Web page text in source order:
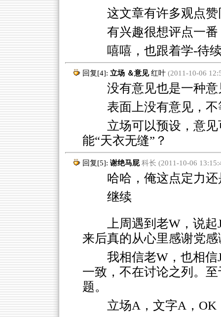
这文章有许多观点赞
有兴趣很想评点一
嘻嘻，也跟着学-待
回复[4]: 立场 ＆意见 红叶(2011-10-06
没有意见也是一种意
表面上没有意见，
立场可以预设，意
能“天衣无缝”？
回复[5]: 谢绝马屁 科长 (2011-10-06
哈哈，俺这点定力还
继续
上周遇到老W，说
来后真的从心里感谢党
我相信老W，也相
一致，不在讨论之列。
题。
立场A，文字A，OK